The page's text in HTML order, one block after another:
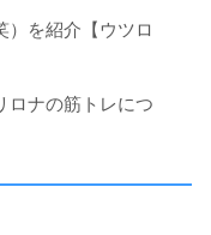
）を紹介【ウツロ
ロナの筋トレにつ